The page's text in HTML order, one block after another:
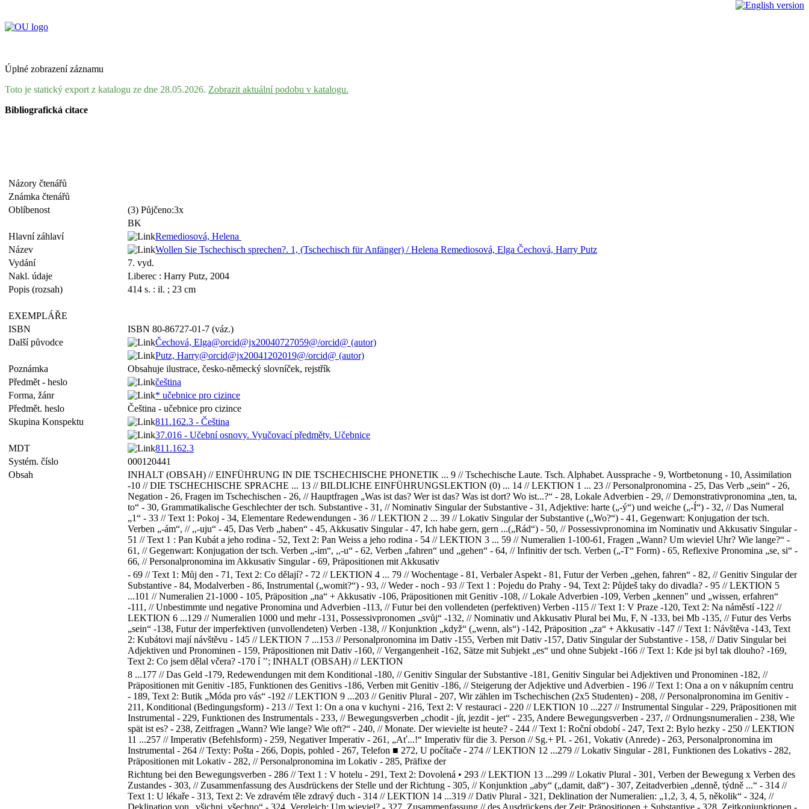
Úplné zobrazení záznamu
Toto je statický export z katalogu ze dne 28.05.2026. Zobrazit aktuální podobu v katalogu.
Bibliografická citace
Názory čtenářů
Známka čtenářů
Oblíbenost
(3) Půjčeno:3x
BK
Hlavní záhlaví
Remediosová, Helena
Název
Wollen Sie Tschechisch sprechen?. 1, (Tschechisch für Anfänger) / Helena Remediosová, Elga Čechová, Harry Putz
Vydání
7. vyd.
Nakl. údaje
Liberec : Harry Putz, 2004
Popis (rozsah)
414 s. : il. ; 23 cm
EXEMPLÁŘE
ISBN
ISBN 80-86727-01-7 (váz.)
Další původce
Čechová, Elga@orcid@jx20040727059@/orcid@ (autor)
Putz, Harry@orcid@jx20041202019@/orcid@ (autor)
Poznámka
Obsahuje ilustrace, česko-německý slovníček, rejstřík
Předmět - heslo
čeština
Forma, žánr
* učebnice pro cizince
Předmět. heslo
Čeština - učebnice pro cizince
Skupina Konspektu
811.162.3 - Čeština
37.016 - Učební osnovy. Vyučovací předměty. Učebnice
MDT
811.162.3
Systém. číslo
000120441
Obsah
INHALT (OBSAH) // EINFÜHRUNG IN DIE TSCHECHISCHE PHONETIK ... 9 // Tschechische Laute. Tsch. Alphabet. Aussprache - 9, Wortbetonung - 10, Assimilation
-10 // DIE TSCHECHISCHE SPRACHE ... 13 // BILDLICHE EINFÜHRUNGSLEKTION (0) ... 14 // LEKTION 1 ... 23 // Personalpronomina - 25, Das Verb „sein“ - 26,
Negation - 26, Fragen im Tschechischen - 26, // Hauptfragen „Was ist das? Wer ist das? Was ist dort? Wo ist...?“ - 28, Lokale Adverbien - 29, // Demonstrativpronomina „ten, ta,
to“ - 30, Grammatikalische Geschlechter der tsch. Substantive - 31, // Nominativ Singular der Substantive - 31, Adjektive: harte („-ý“) und weiche („-Í“) - 32, // Das Numeral
„1“ - 33 // Text 1: Pokoj - 34, Elementare Redewendungen - 36 // LEKTION 2 ... 39 // Lokativ Singular der Substantive („Wo?“) - 41, Gegenwart: Konjugation der tsch.
Verben „-ám“, // ,,-uju“ - 45, Das Verb „haben“ - 45, Akkusativ Singular - 47, Ich habe gern, gern ...(„Rád“) - 50, // Possessivpronomina im Nominativ und Akkusativ Singular -
51 // Text 1 : Pan Kubát a jeho rodina - 52, Text 2: Pan Weiss a jeho rodina - 54 // LEKTION 3 ... 59 // Numeralien 1-100-61, Fragen „Wann? Um wieviel Uhr? Wie lange?“ -
61, // Gegenwart: Konjugation der tsch. Verben „-im“, ,,-u“ - 62, Verben „fahren“ und „gehen“ - 64, // Infinitiv der tsch. Verben („-T“ Form) - 65, Reflexive Pronomina „se, si“ -
66, // Personalpronomina im Akkusativ Singular - 69, Präpositionen mit Akkusativ
- 69 // Text 1: Můj den - 71, Text 2: Co dělají? - 72 // LEKTION 4 ... 79 // Wochentage - 81, Verbaler Aspekt - 81, Futur der Verben „gehen, fahren“ - 82, // Genitiv Singular der
Substantive - 84, Modalverben - 86, Instrumental („womit?“) - 93, // Weder - noch - 93 // Text 1 : Pojedu do Prahy - 94, Text 2: Půjdeš taky do divadla? - 95 // LEKTION 5
...101 // Numeralien 21-1000 - 105, Präposition „na“ + Akkusativ -106, Präpositionen mit Genitiv -108, // Lokale Adverbien -109, Verben „kennen" und „wissen, erfahren“
-111, // Unbestimmte und negative Pronomina und Adverbien -113, // Futur bei den vollendeten (perfektiven) Verben -115 // Text 1: V Praze -120, Text 2: Na náměstí -122 //
LEKTION 6 ...129 // Numeralien 1000 und mehr -131, Possessivpronomen „svůj“ -132, // Nominativ und Akkusativ Plural bei Mu, F, N -133, bei Mb -135, // Futur des Verbs
„sein“ -138, Futur der imperfektiven (unvollendeten) Verben -138, // Konjunktion „když“ („wenn, als“) -142, Präposition „za“ + Akkusativ -147 // Text 1: Návštěva -143, Text
2: Kubátovi mají návštěvu - 145 // LEKTION 7 ...153 // Personalpronomina im Dativ -155, Verben mit Dativ -157, Dativ Singular der Substantive - 158, // Dativ Singular bei
Adjektiven und Pronominen - 159, Präpositionen mit Dativ -160, // Vergangenheit -162, Sätze mit Subjekt „es“ und ohne Subjekt -166 // Text 1: Kde jsi byl tak dlouho? -169,
Text 2: Co jsem dělal včera? -170 í ’’; INHALT (OBSAH) // LEKTION
8 ...177 // Das Geld -179, Redewendungen mit dem Konditional -180, // Genitiv Singular der Substantive -181, Genitiv Singular bei Adjektiven und Pronominen -182, //
Präpositionen mit Genitiv -185, Funktionen des Genitivs -186, Verben mit Genitiv -186, // Steigerung der Adjektive und Adverbien - 196 // Text 1: Ona a on v nákupním centru
- 189, Text 2: Butik „Móda pro vás“ -192 // LEKTION 9 ...203 // Genitiv Plural - 207, Wir zählen im Tschechischen (2x5 Studenten) - 208, // Personalpronomina im Genitiv -
211, Konditional (Bedingungsform) - 213 // Text 1: On a ona v kuchyni - 216, Text 2: V restauraci - 220 // LEKTION 10 ...227 // Instrumental Singular - 229, Präpositionen mit
Instrumental - 229, Funktionen des Instrumentals - 233, // Bewegungsverben „chodit - jít, jezdit - jet“ - 235, Andere Bewegungsverben - 237, // Ordnungsnumeralien - 238, Wie
spät ist es? - 238, Zeitfragen „Wann? Wie lange? Wie oft?“ - 240, // Monate. Der wievielte ist heute? - 244 // Text 1: Roční období - 247, Text 2: Bylo hezky - 250 // LEKTION
11 ...257 // Imperativ (Befehlsform) - 259, Negativer Imperativ - 261, „Ať...!“ Imperativ für die 3. Person // Sg.+ PI. - 261, Vokativ (Anrede) - 263, Personalpronomina im
Instrumental - 264 // Texty: Pošta - 266, Dopis, pohled - 267, Telefon ■ 272, U počítače - 274 // LEKTION 12 ...279 // Lokativ Singular - 281, Funktionen des Lokativs - 282,
Präpositionen mit Lokativ - 282, // Personalpronomina im Lokativ - 285, Präfixe der
Richtung bei den Bewegungsverben - 286 // Text 1 : V hotelu - 291, Text 2: Dovolená • 293 // LEKTION 13 ...299 // Lokativ Plural - 301, Verben der Bewegung x Verben des
Zustandes - 303, // Zusammenfassung des Ausdrückens der Stelle und der Richtung - 305, // Konjunktion „aby“ („damit, daß“) - 307, Zeitadverbien „denně, týdně ...“ - 314 //
Text 1: U lékaře - 313, Text 2: Ve zdravém těle zdravý duch - 314 // LEKTION 14 ...319 // Dativ Plural - 321, Deklination der Numeralien: „1,2, 3, 4, 5, několik“ - 324, //
Deklination von „všichni, všechno“ - 324, Vergleich: Um wieviel? - 327, Zusammenfassung // des Ausdrückens der Zeit: Präpositionen + Substantive - 328, Zeitkonjunktionen -